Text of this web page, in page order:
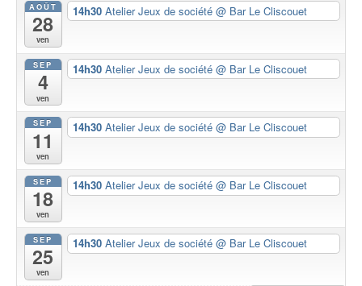
AOÛT
28
ven
14h30 Atelier Jeux de société @ Bar Le Cliscouet
SEP
4
ven
14h30 Atelier Jeux de société @ Bar Le Cliscouet
SEP
11
ven
14h30 Atelier Jeux de société @ Bar Le Cliscouet
SEP
18
ven
14h30 Atelier Jeux de société @ Bar Le Cliscouet
SEP
25
ven
14h30 Atelier Jeux de société @ Bar Le Cliscouet